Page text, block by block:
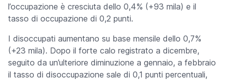
l’occupazione è cresciuta dello 0,4% (+93 mila) e il
tasso di occupazione di 0,2 punti.
I disoccupati aumentano su base mensile dello 0,7%
(+23 mila). Dopo il forte calo registrato a dicembre,
seguito da un’ulteriore diminuzione a gennaio, a febbraio
il tasso di disoccupazione sale di 0,1 punti percentuali,